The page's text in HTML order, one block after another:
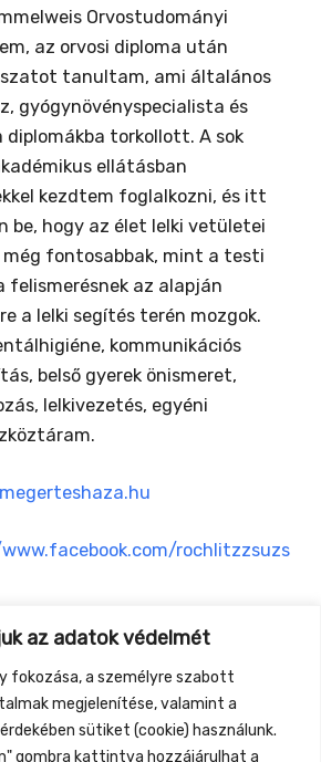
az adatok védelmét
fokozása, a személyre szabott
megjelenítése, valamint a
sütiket (cookie) használunk.
gombra kattintva hozzájárulhat a
Orvostudományi
az orvosi diploma után
tanultam, ami általános
gyógynövényspecialista és
torkollott. A sok
ellátásban
kezdtem foglalkozni, és itt
be, hogy az élet lelki vetületei
fontosabbak, mint a testi
felismerésnek az alapján
a lelki segítés terén mozgok.
kommunikációs
belső gyerek önismeret,
lelkivezetés, egyéni
rochlitzzsuzs
Kommunikációs
nagycsaládos